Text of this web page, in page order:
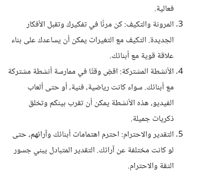
فعالية.
المرونة والتكيف: كن مرنًا في تفكيرك وتقبل الأفكار
الجديدة. التكيف مع التغيرات يمكن أن يساعدك على بناء
علاقة قوية مع أبنائك.
الأنشطة المشتركة: اقضِ وقتًا في ممارسة أنشطة مشتركة
مع أبنائك. سواء كانت رياضية، فنية، أو حتى ألعاب
الفيديو، هذه الأنشطة يمكن أن تقرب بينكم وتخلق
ذكريات جميلة.
التقدير والاحترام: احترم اهتمامات أبنائك وآرائهم، حتى
لو كانت مختلفة عن آرائك. التقدير المتبادل يبني جسور
الثقة والاحترام.